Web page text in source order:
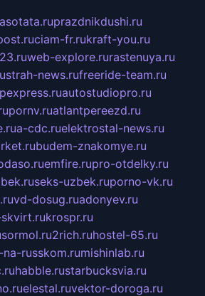
prazdnikdushi.ru
ciam-fr.rukraft-you.ru
web-explore.rurastenuya.ru
strah-news.rufreeride-team.ru
autostudiopro.ru
pornv.ruatlantpereezd.ru
a-cdc.ruelektrostal-news.ru
budem-znakomye.ru
emfire.rupro-otdelky.ru
seks-uzbek.ruporno-vk.ru
vd-dosug.ruadonyev.ru
krospr.ru
sormol.ru2rich.ruhostel-65.ru
russkom.rumishinlab.ru
habble.rustarbucksvia.ru
elestal.ruvektor-doroga.ru